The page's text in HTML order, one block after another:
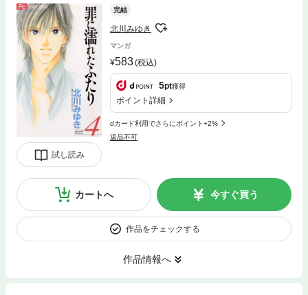
試し読み
完結
北川みゆき
マンガ
583(税込)
5pt獲得
ポイント詳細
dカード利用でさらにポイント+2%
返品不可
カートへ 今すぐ買う
作品をチェックする
作品情報へ